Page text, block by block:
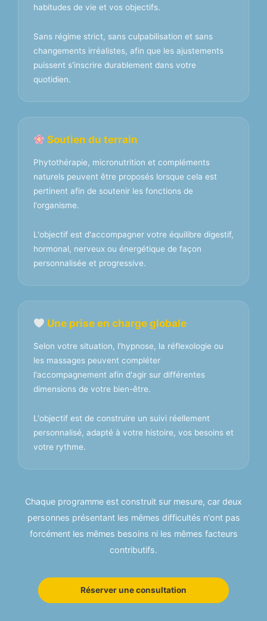
habitudes de vie et vos objectifs.
Sans régime strict, sans culpabilisation et sans
changements irréalistes, afin que les ajustements
puissent s'inscrire durablement dans votre
quotidien.
Soutien du terrain
Phytothérapie, micronutrition et compléments
naturels peuvent être proposés lorsque cela est
pertinent afin de soutenir les fonctions de
l'organisme.
L'objectif est d'accompagner votre équilibre digestif,
hormonal, nerveux ou énergétique de façon
personnalisée et progressive.
Une prise en charge globale
Selon votre situation, l'hypnose, la réflexologie ou
les massages peuvent compléter
l'accompagnement afin d'agir sur différentes
dimensions de votre bien-être.
L'objectif est de construire un suivi réellement
personnalisé, adapté à votre histoire, vos besoins et
votre rythme.
Chaque programme est construit sur mesure, car deux
personnes présentant les mêmes difficultés n'ont pas
forcément les mêmes besoins ni les mêmes facteurs
contributifs.
Réserver une consultation